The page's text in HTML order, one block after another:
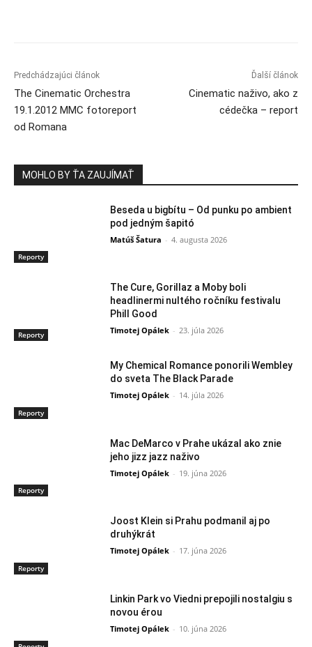
Predchádzajúci článok
The Cinematic Orchestra
19.1.2012 MMC fotoreport
od Romana
Ďalší článok
Cinematic naživo, ako z
cédečka – report
MOHLO BY ŤA ZAUJÍMAŤ
Reporty
Beseda u bigbítu – Od punku po ambient
pod jedným šapitó
Matúš Šatura - 4. augusta 2026
Reporty
The Cure, Gorillaz a Moby boli
headlinermi nultého ročníku festivalu
Phill Good
Timotej Opálek - 23. júla 2026
Reporty
My Chemical Romance ponorili Wembley
do sveta The Black Parade
Timotej Opálek - 14. júla 2026
Reporty
Mac DeMarco v Prahe ukázal ako znie
jeho jizz jazz naživo
Timotej Opálek - 19. júna 2026
Reporty
Joost Klein si Prahu podmanil aj po
druhýkrát
Timotej Opálek - 17. júna 2026
Linkin Park vo Viedni prepojili nostalgiu s
novou érou
Timotej Opálek - 10. júna 2026